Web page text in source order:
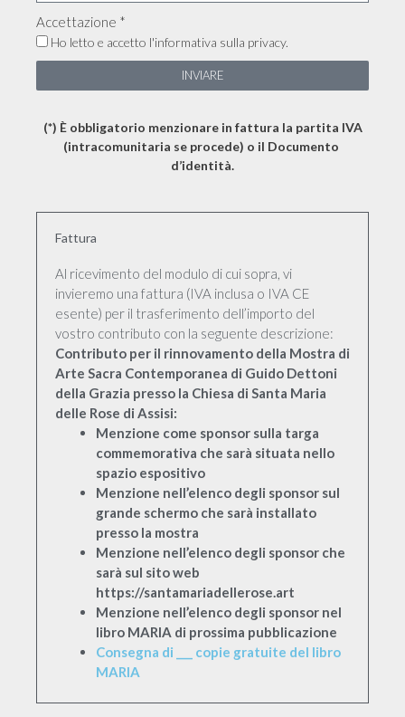
Accettazione *
Ho letto e accetto l'informativa sulla privacy.
INVIARE
(*) È obbligatorio menzionare in fattura la partita IVA
(intracomunitaria se procede) o il Documento
d’identità.
Fattura
Al ricevimento del modulo di cui sopra, vi
invieremo una fattura (IVA inclusa o IVA CE
esente) per il trasferimento dell’importo del
vostro contributo con la seguente descrizione:
Contributo per il rinnovamento della Mostra di
Arte Sacra Contemporanea di Guido Dettoni
della Grazia presso la Chiesa di Santa Maria
delle Rose di Assisi:
Menzione come sponsor sulla targa
commemorativa che sarà situata nello
spazio espositivo
Menzione nell’elenco degli sponsor sul
grande schermo che sarà installato
presso la mostra
Menzione nell’elenco degli sponsor che
sarà sul sito web
https://santamariadellerose.art
Menzione nell’elenco degli sponsor nel
libro MARIA di prossima pubblicazione
Consegna di ___ copie gratuite del libro
MARIA